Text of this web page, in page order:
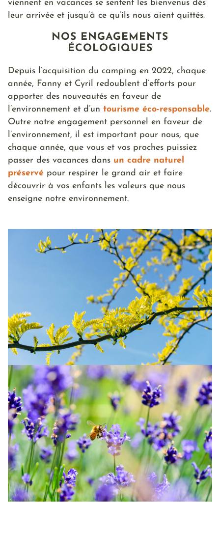
viennent en vacances se sentent les bienvenus dès
leur arrivée et jusqu’à ce qu’ils nous aient quittés.
NOS ENGAGEMENTS
ÉCOLOGIQUES
Depuis l’acquisition du camping en 2022, chaque
année, Fanny et Cyril redoublent d’efforts pour
apporter des nouveautés en faveur de
l’environnement et d’un tourisme éco-responsable.
Outre notre engagement personnel en faveur de
l’environnement, il est important pour nous, que
chaque année, que vous et vos proches puissiez
passer des vacances dans un cadre naturel
préservé pour respirer le grand air et faire
découvrir à vos enfants les valeurs que nous
enseigne notre environnement.